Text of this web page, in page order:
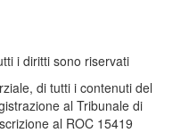
i diritti sono riservati
di tutti i contenuti del
al Tribunale di
al ROC 15419